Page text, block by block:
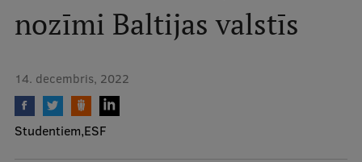
Darba devējiem
Kontakti
Vakances
nozīmi Baltijas valstīs
14. decembris, 2022
Studentiem ESF